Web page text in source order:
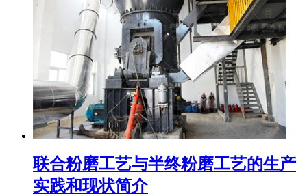
联合粉磨工艺与半终粉磨工艺的生产
实践和现状简介